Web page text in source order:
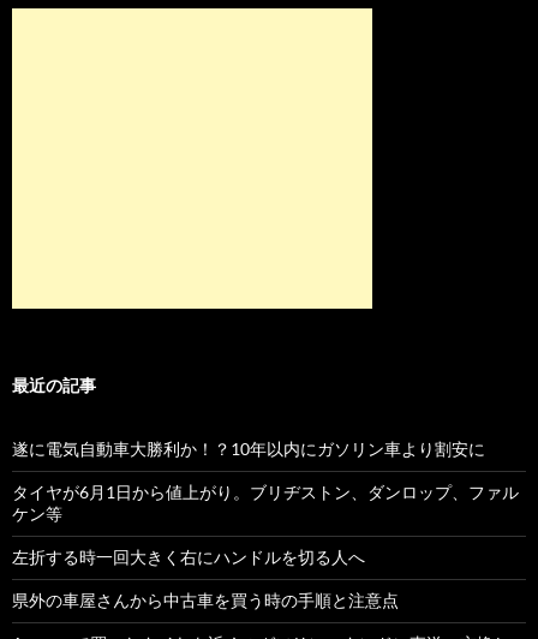
最近の記事
遂に電気自動車大勝利か！？10年以内にガソリン車より割安に
タイヤが6月1日から値上がり。ブリヂストン、ダンロップ、ファル
ケン等
左折する時一回大きく右にハンドルを切る人へ
県外の車屋さんから中古車を買う時の手順と注意点